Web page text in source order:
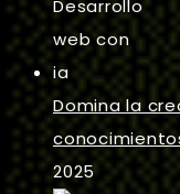
Domina la
2025